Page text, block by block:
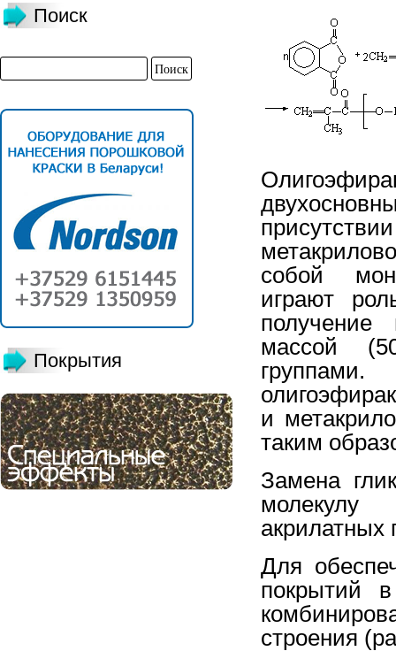
Поиск
Покрытия
собой
играют
получение
массой
и
таким
Замена
акрилатных
Для
покрытий
строения